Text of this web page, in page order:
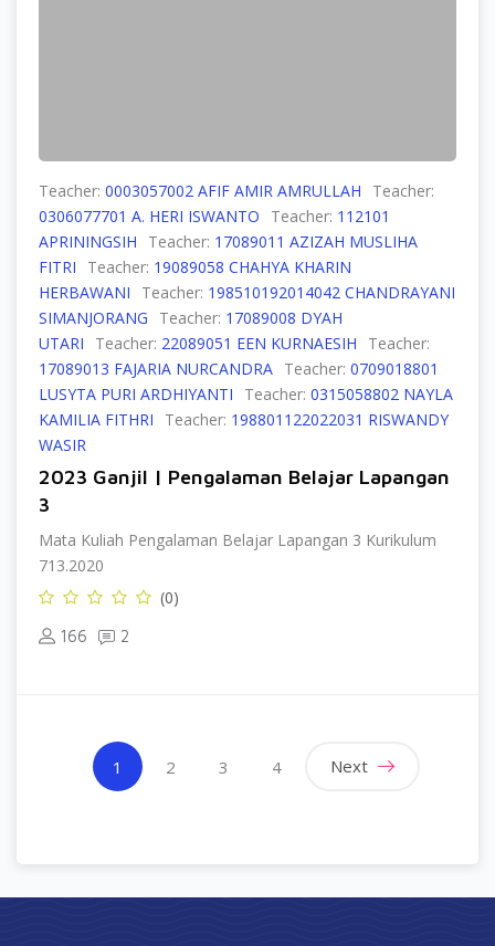
Teacher: 0003057002 AFIF AMIR AMRULLAH
Teacher:
0306077701 A. HERI ISWANTO
Teacher: 112101
APRININGSIH
Teacher: 17089011 AZIZAH MUSLIHA
FITRI
Teacher: 19089058 CHAHYA KHARIN
HERBAWANI
Teacher: 198510192014042 CHANDRAYANI
SIMANJORANG
Teacher: 17089008 DYAH
UTARI
Teacher: 22089051 EEN KURNAESIH
Teacher:
17089013 FAJARIA NURCANDRA Teacher: 0709018801
LUSYTA PURI ARDHIYANTI
Teacher: 0315058802 NAYLA
KAMILIA FITHRI
Teacher: 198801122022031 RISWANDY
WASIR
2023 Ganjil | Pengalaman Belajar Lapangan
3
Mata Kuliah Pengalaman Belajar Lapangan 3 Kurikulum
713.2020
(0)
166 2
1 (current)
2 3 4 Next